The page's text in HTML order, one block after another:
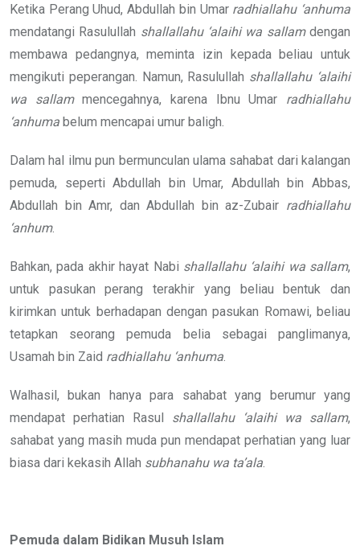
Ketika Perang Uhud, Abdullah bin Umar radhiallahu ‘anhuma
mendatangi Rasulullah shallallahu ‘alaihi wa sallamdengan
membawa pedangnya, meminta izin kepada beliau untuk
mengikuti peperangan. Namun, Rasulullah shallallahu ‘alaihi
wa sallammencegahnya, karena Ibnu Umar radhiallahu
‘anhuma belum mencapai umur baligh.
Dalam hal ilmu pun bermunculan ulama sahabat dari kalangan
pemuda, seperti Abdullah bin Umar, Abdullah bin Abbas,
Abdullah bin Amr, dan Abdullah bin az-Zubair radhiallahu
‘anhum.
Bahkan, pada akhir hayat Nabi shallallahu ‘alaihi wa sallam,
untuk pasukan perang terakhir yang beliau bentuk dan
kirimkan untuk berhadapan dengan pasukan Romawi, beliau
tetapkan seorang pemuda belia sebagai panglimanya,
Usamah bin Zaid radhiallahu ‘anhuma
Walhasil, bukan hanya para sahabat yang berumur yang
mendapat perhatian Rasul shallallahu ‘alaihi wa sallam,
sahabat yang masih muda pun mendapat perhatian yang luar
biasa dari kekasih Allah subhanahu wa ta’ala
Pemuda dalam Bidikan Musuh Islam